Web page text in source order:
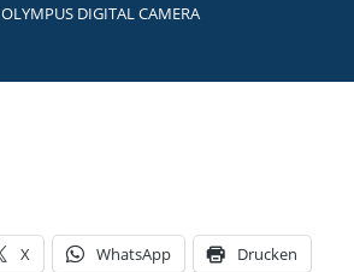
OLYMPUS DIGITAL CAMERA
X WhatsApp Drucken